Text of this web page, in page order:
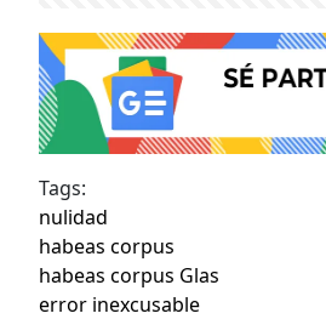
Tags:
nulidad
habeas corpus
habeas corpus Glas
error inexcusable